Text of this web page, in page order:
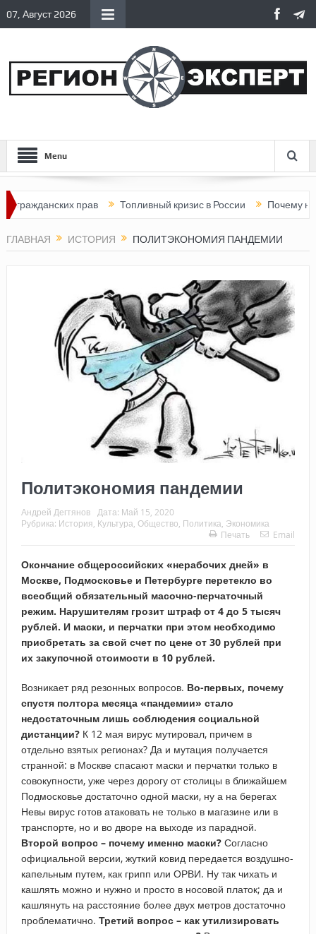
07, Август 2026
Menu
прав Топливный кризис в России Почему нынешняя
ГЛАВНАЯ ИСТОРИЯ ПОЛИТЭКОНОМИЯ ПАНДЕМИИ
Политэкономия пандемии
Андрей Дегтянов Дата: Май 15, 2020
Рубрика: История Культура Общество Политика Экономика
Печать
Email
Окончание общероссийских «нерабочих дней» в
Москве, Подмосковье и Петербурге перетекло во
всеобщий обязательный масочно-перчаточный
режим. Нарушителям грозит штраф от 4 до 5 тысяч
рублей. И маски, и перчатки при этом необходимо
приобретать за свой счет по цене от 30 рублей при
их закупочной стоимости в 10 рублей.
Возникает ряд резонных вопросов. Во-первых, почему
спустя полтора месяца «пандемии» стало
недостаточным лишь соблюдения социальной
дистанции? К 12 мая вирус мутировал, причем в
отдельно взятых регионах? Да и мутация получается
странной: в Москве спасают маски и перчатки только в
совокупности, уже через дорогу от столицы в ближайшем
Подмосковье достаточно одной маски, ну а на берегах
Невы вирус готов атаковать не только в магазине или в
транспорте, но и во дворе на выходе из парадной.
Второй вопрос – почему именно маски?Согласно
официальной версии, жуткий ковид передается воздушно-
капельным путем, как грипп или ОРВИ. Ну так чихать и
кашлять можно и нужно и просто в носовой платок; да и
кашлянуть на расстояние более двух метров достаточно
проблематично. Третий вопрос – как утилизировать